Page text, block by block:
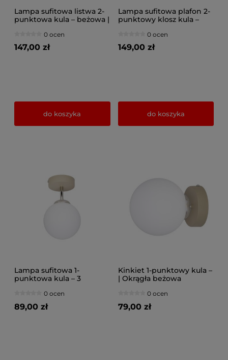
Lampa sufitowa listwa 2-
punktowa kula – beżowa |
kloszami szklanymi –
oświetlenie do salonu,
kuchni, jadalni
0 ocen
147,00 zł
do koszyka
Lampa sufitowa plafon 2-
punktowy klosz kula –
plafon z kloszami
szklanymi – oświetlenie
do salonu, kuchni, jadalni
0 ocen
149,00 zł
do koszyka
Lampa sufitowa 1-
punktowa kula – 3
beżowa podstawa |
Nowoczesny plafon z
mlecznym kloszem
0 ocen
89,00 zł
Kinkiet 1-punktowy kula –
| Okrągła beżowa
lampa ścienna z
mlecznym kloszem
0 ocen
79,00 zł